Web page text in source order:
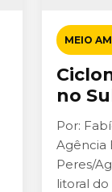
MEIO
no
Por:
Agência
Peres/
litoral